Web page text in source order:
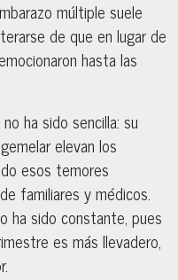
múltiple suele
de que en lugar de
hasta las
ha sido sencilla: su
elevan los
esos temores
familiares y médicos.
ha sido constante, pues
es más llevadero,